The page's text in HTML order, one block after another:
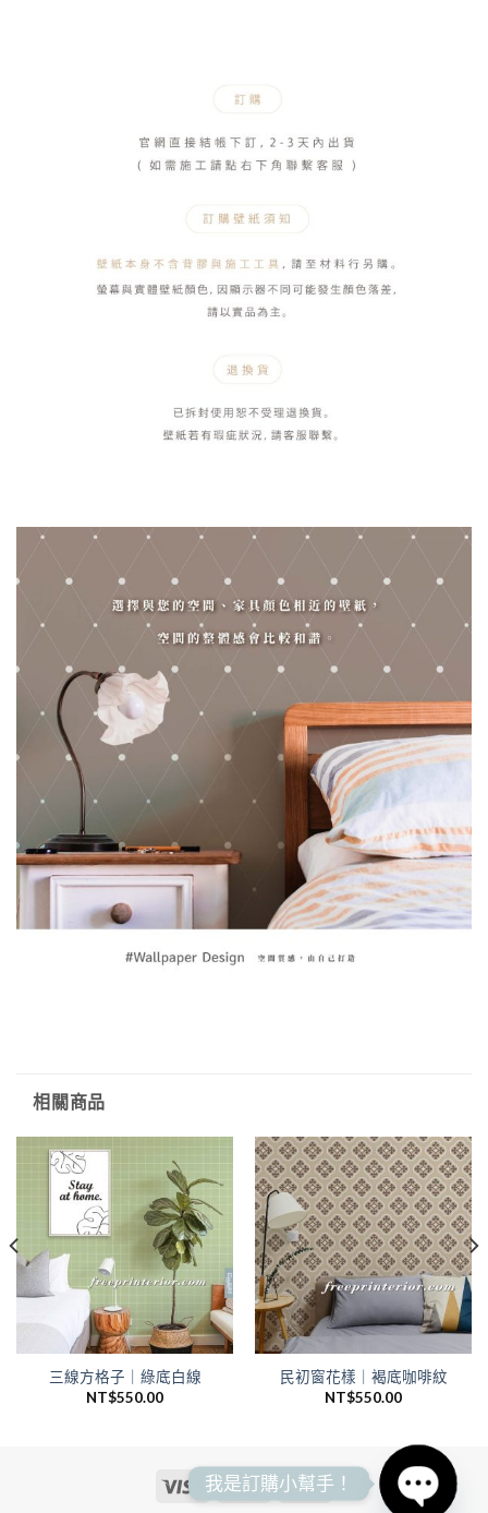
相關商品
三線方格子｜綠底白線
NT$550.00
民初窗花樣｜褐底咖啡紋
NT$550.00
我是訂購小幫手！